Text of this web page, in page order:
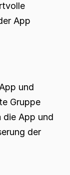
App
und
Gruppe
App und
der